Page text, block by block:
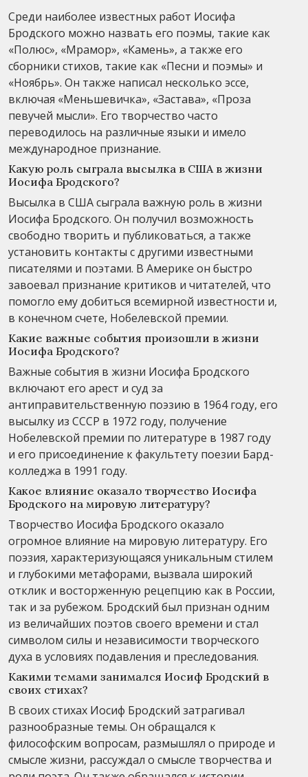
Среди наиболее известных работ Иосифа
Бродского можно назвать его поэмы, такие как
«Полюс», «Мрамор», «Камень», а также его
сборники стихов, такие как «Песни и поэмы» и
«Ноябрь». Он также написал несколько эссе,
включая «Меньшевичка», «Застава», «Проза
певучей мысли». Его творчество часто
переводилось на различные языки и имело
международное признание.
Какую роль сыграла высылка в США в жизни
Иосифа Бродского?
Высылка в США сыграла важную роль в жизни
Иосифа Бродского. Он получил возможность
свободно творить и публиковаться, а также
установить контакты с другими известными
писателями и поэтами. В Америке он быстро
завоевал признание критиков и читателей, что
помогло ему добиться всемирной известности и,
в конечном счете, Нобелевской премии.
Какие важные события произошли в жизни
Иосифа Бродского?
Важные события в жизни Иосифа Бродского
включают его арест и суд за
антиправительственную поэзию в 1964 году, его
высылку из СССР в 1972 году, получение
Нобелевской премии по литературе в 1987 году
и его присоединение к факультету поезии Бард-
колледжа в 1991 году.
Какое влияние оказало творчество Иосифа
Бродского на мировую литературу?
Творчество Иосифа Бродского оказало
огромное влияние на мировую литературу. Его
поэзия, характеризующаяся уникальным стилем
и глубокими метафорами, вызвала широкий
отклик и восторженную рецепцию как в России,
так и за рубежом. Бродский был признан одним
из величайших поэтов своего времени и стал
символом силы и независимости творческого
духа в условиях подавления и преследования.
Какими темами занимался Иосиф Бродский в
своих стихах?
В своих стихах Иосиф Бродский затрагивал
разнообразные темы. Он обращался к
философским вопросам, размышлял о природе и
смысле жизни, рассуждал о смысле творчества и